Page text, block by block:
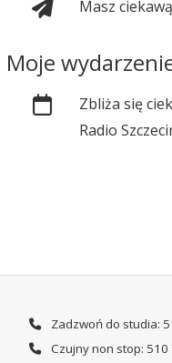
Masz
Moje
Zbliża się
Radio
Zadzwoń do studia:
Czujny non stop: 510